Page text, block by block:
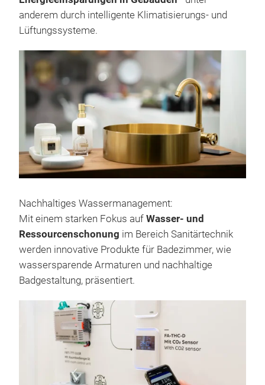
anderem durch intelligente Klimatisierungs- und
Lüftungssysteme.
Nachhaltiges Wassermanagement:
Mit einem starken Fokus auf Wasser- und
Ressourcenschonung im Bereich Sanitärtechnik
werden innovative Produkte für Badezimmer, wie
wassersparende Armaturen und nachhaltige
Badgestaltung, präsentiert.